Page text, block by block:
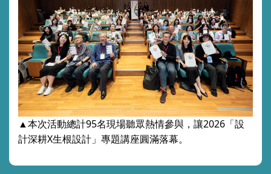
▲本次活動總計95名現場聽眾熱情參與，讓2026「設
計深耕X生根設計」 專題講座圓滿落幕。